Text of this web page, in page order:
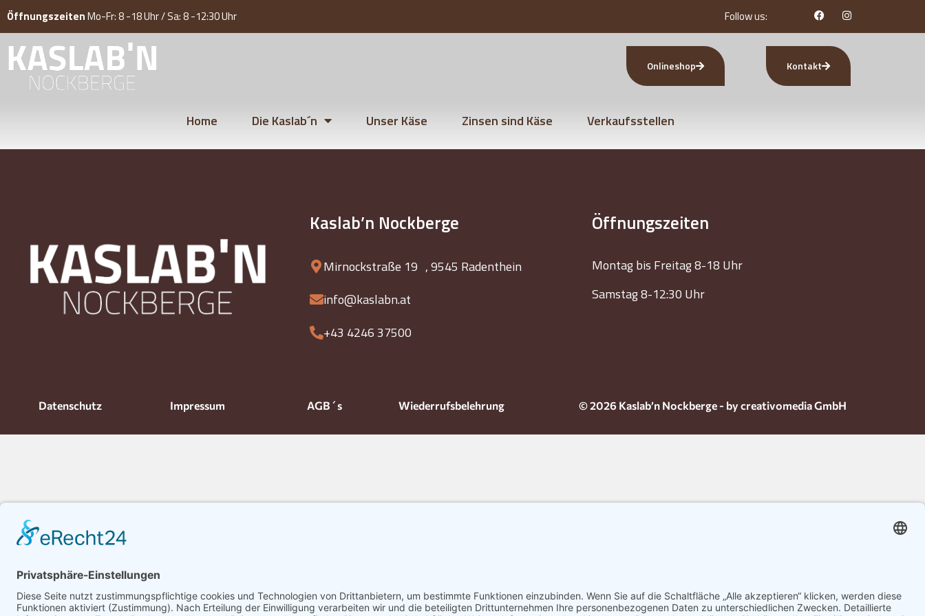
ÖffnungszeitenMo-Fr: 8 -18 Uhr / Sa: 8 -12:30 Uhr Follow us:
Onlineshop Kontakt
Home Die Kaslab´n Unser Käse Zinsen sind Käse Verkaufsstellen
Kaslab’n Nockberge
Mirnockstraße 19 , 9545 Radenthein
info@kaslabn.at
+43 4246 37500
Öffnungszeiten
Montag bis Freitag 8-18 Uhr
Samstag 8-12:30 Uhr
Datenschutz Impressum AGB´s Wiederrufsbelehrung © 2026 Kaslab’n Nockberge - by creativomedia GmbH